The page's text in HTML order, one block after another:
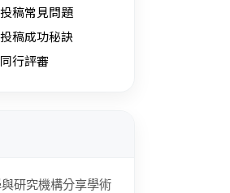
投稿常見問題
投稿成功秘訣
同行評審
研究機構分享學術